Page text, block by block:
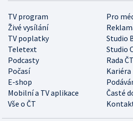
TV program
Pro
Živé vysílání
TV poplatky
Studio
Teletext
Studio
Podcasty
Rada ČT
Počasí
Kariéra
E-shop
Mobilní a TV aplikace
Časté
Vše o ČT